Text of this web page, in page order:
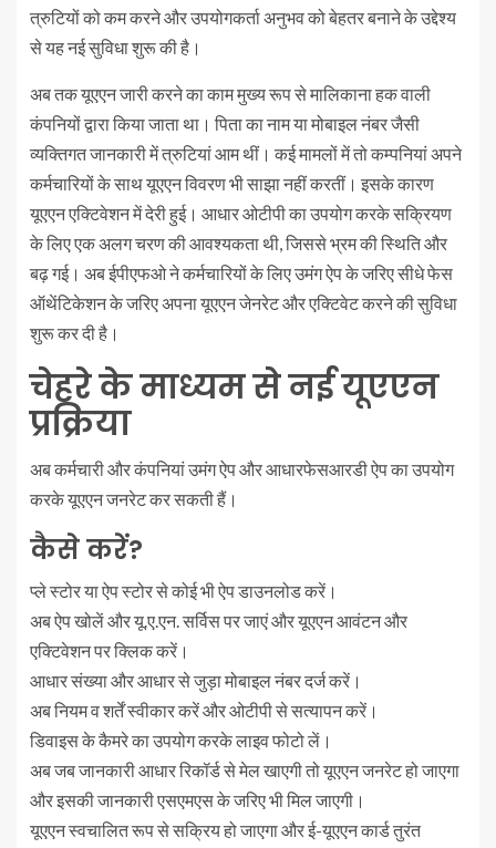
त्रुटियों को कम करने और उपयोगकर्ता अनुभव को बेहतर बनाने के उद्देश्य
से यह नई सुविधा शुरू की है।
अब तक यूएएन जारी करने का काम मुख्य रूप से मालिकाना हक वाली
कंपनियों द्वारा किया जाता था। पिता का नाम या मोबाइल नंबर जैसी
व्यक्तिगत जानकारी में त्रुटियां आम थीं। कई मामलों में तो कम्पनियां अपने
कर्मचारियों के साथ यूएएन विवरण भी साझा नहीं करतीं। इसके कारण
यूएएन एक्टिवेशन में देरी हुई। आधार ओटीपी का उपयोग करके सक्रियण
के लिए एक अलग चरण की आवश्यकता थी, जिससे भ्रम की स्थिति और
बढ़ गई। अब ईपीएफओ ने कर्मचारियों के लिए उमंग ऐप के जरिए सीधे फेस
ऑथेंटिकेशन के जरिए अपना यूएएन जेनरेट और एक्टिवेट करने की सुविधा
शुरू कर दी है।
चेहरे के माध्यम से नई यूएएन
प्रक्रिया
अब कर्मचारी और कंपनियां उमंग ऐप और आधारफेसआरडी ऐप का उपयोग
करके यूएएन जनरेट कर सकती हैं।
कैसे करें?
प्ले स्टोर या ऐप स्टोर से कोई भी ऐप डाउनलोड करें।
अब ऐप खोलें और यू.ए.एन. सर्विस पर जाएं और यूएएन आवंटन और
एक्टिवेशन पर क्लिक करें।
आधार संख्या और आधार से जुड़ा मोबाइल नंबर दर्ज करें।
अब नियम व शर्तें स्वीकार करें और ओटीपी से सत्यापन करें।
डिवाइस के कैमरे का उपयोग करके लाइव फोटो लें।
अब जब जानकारी आधार रिकॉर्ड से मेल खाएगी तो यूएएन जनरेट हो जाएगा
और इसकी जानकारी एसएमएस के जरिए भी मिल जाएगी।
यूएएन स्वचालित रूप से सक्रिय हो जाएगा और ई-यूएएन कार्ड तुरंत